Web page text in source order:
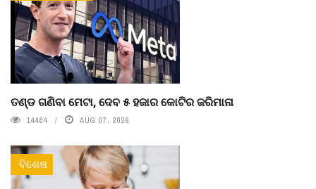
ତଣ୍ଡ ଗଣିବା ମେଟା, ଦେବ ୫ ହଜାର କୋଟିର ଜରିମାନା
14484 AUG 07, 2026
ବିଶେଷ